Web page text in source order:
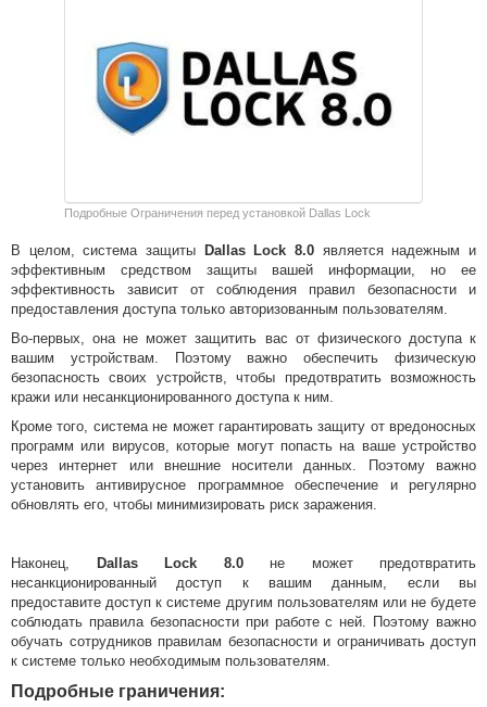
Подробные Ограничения перед установкой Dallas Lock
В целом, система защиты Dallas Lock 8.0 является надежным и
эффективным средством защиты вашей информации, но ее
эффективность зависит от соблюдения правил безопасности и
предоставления доступа только авторизованным пользователям.
Во-первых, она не может защитить вас от физического доступа к
вашим устройствам. Поэтому важно обеспечить физическую
безопасность своих устройств, чтобы предотвратить возможность
кражи или несанкционированного доступа к ним.
Кроме того, система не может гарантировать защиту от вредоносных
программ или вирусов, которые могут попасть на ваше устройство
через интернет или внешние носители данных. Поэтому важно
установить антивирусное программное обеспечение и регулярно
обновлять его, чтобы минимизировать риск заражения.
Наконец, Dallas Lock 8.0не может предотвратить
несанкционированный доступ к вашим данным, если вы
предоставите доступ к системе другим пользователям или не будете
соблюдать правила безопасности при работе с ней. Поэтому важно
обучать сотрудников правилам безопасности и ограничивать доступ
к системе только необходимым пользователям.
Подробные граничения: